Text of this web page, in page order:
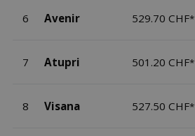
6 Avenir 529.70 CHF*
7 Atupri 501.20 CHF*
8 Visana 527.50 CHF*